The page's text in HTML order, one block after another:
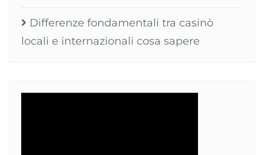
Differenze fondamentali tra casinò
locali e internazionali cosa sapere